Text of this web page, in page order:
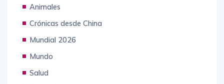
Animales
Crónicas desde China
Mundial 2026
Mundo
Salud